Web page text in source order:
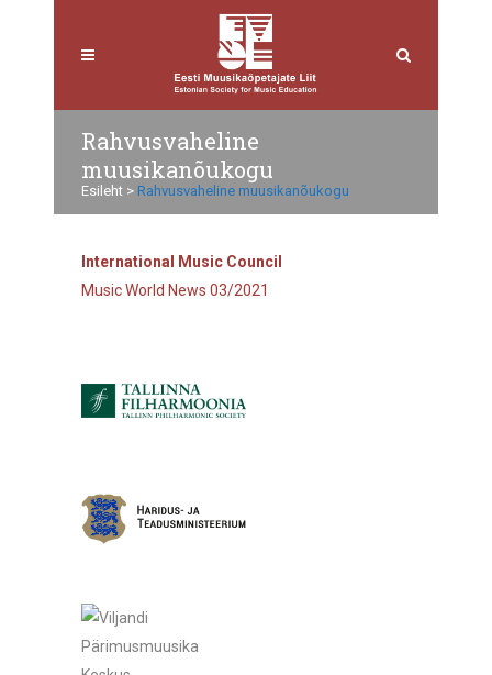
Rahvusvaheline
muusikanõukogu
Esileht > Rahvusvaheline muusikanõukogu
International Music Council
Music World News 03/2021